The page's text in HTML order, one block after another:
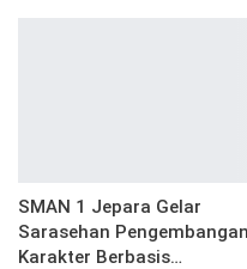
SMAN 1 Jepara Gelar
Sarasehan Pengembangan
Karakter Berbasis…